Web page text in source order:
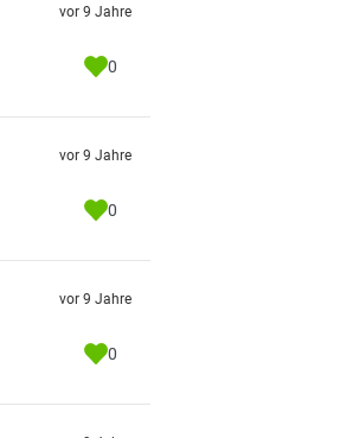
vor 9 Jahre
0
vor 9 Jahre
0
vor 9 Jahre
0